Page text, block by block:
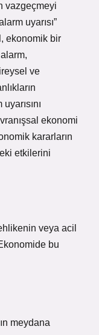
vazgeçmeyi
uyarısı”
ekonomik bir
ve
ekonomi
kararların
etkilerini
veya acil
bu
meydana